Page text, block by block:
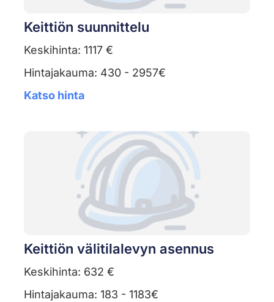
Keittiön suunnittelu
Keskihinta: 1117 €
Hintajakauma: 430 - 2957€
Katso hinta
Keittiön välitilalevyn asennus
Keskihinta: 632 €
Hintajakauma: 183 - 1183€